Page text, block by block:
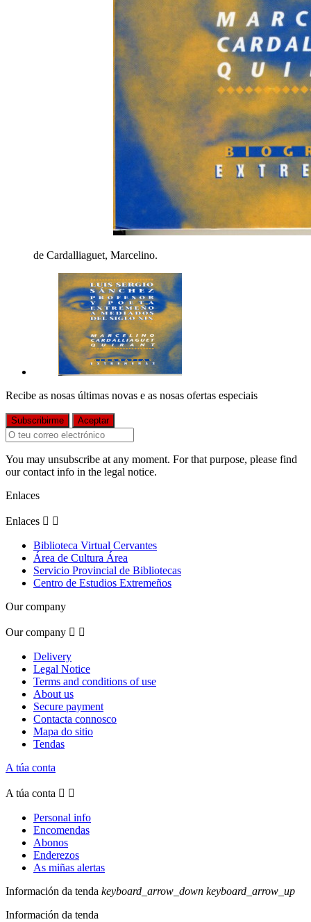
de Cardalliaguet, Marcelino.
Recibe as nosas últimas novas e as nosas ofertas especiais
You may unsubscribe at any moment. For that purpose, please find
our contact info in the legal notice.
Enlaces
Enlaces  
Biblioteca Virtual Cervantes
Área de Cultura Área
Servicio Provincial de Bibliotecas
Centro de Estudios Extremeños
Our company
Our company  
Delivery
Legal Notice
Terms and conditions of use
About us
Secure payment
Contacta connosco
Mapa do sitio
Tendas
A túa conta
A túa conta  
Personal info
Encomendas
Abonos
Enderezos
As miñas alertas
Información da tenda keyboard_arrow_down keyboard_arrow_up
Información da tenda